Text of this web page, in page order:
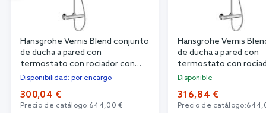
Hansgrohe Vernis Blend conjunto
de ducha a pared con
termostato con rociador con
efecto lluvia cromo 26089000
Disponibilidad: por encargo
300,04 €
Precio de catálogo:644,00 €
Hansgrohe Vernis
de ducha a pared con
termostato con
efecto lluvia cromo
Disponible
316,84 €
Precio de catálogo: